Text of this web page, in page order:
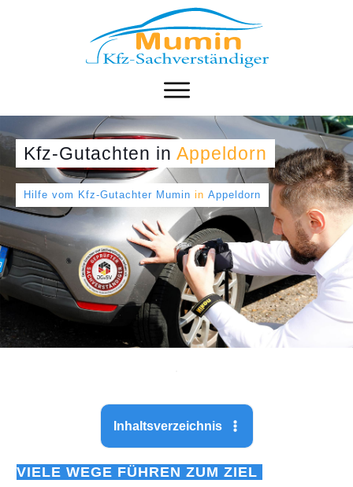
Kfz-Gutachten in Appeldorn
Hilfe vom Kfz-Gutachter Mumin in Appeldorn
Inhaltsverzeichnis
VIELE WEGE FÜHREN ZUM ZIEL